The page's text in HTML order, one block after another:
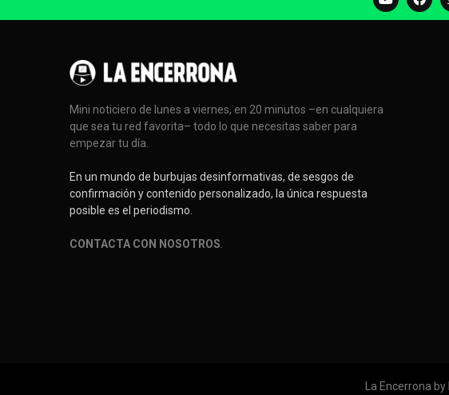
Mini noticiero de lunes a viernes, en 20 minutos –en cualquiera
que sea tu red favorita– todo lo que necesitas saber para
empezar tu día.
En un mundo de burbujas desinformativas, de sesgos de
confirmación y contenido personalizado, la única respuesta
posible es el periodismo.
CONTACTA CON NOSOTROS
La Encerrona by